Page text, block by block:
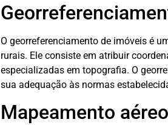
O georreferenciamento de imóveis é
rurais. Ele consiste em atribuir
especializadas em topografia. O
sua adequação às normas
Mapeamento